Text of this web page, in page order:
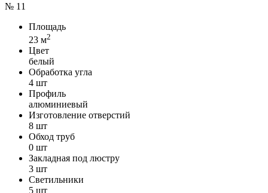
№ 11
Площадь
23 м2
Цвет
белый
Обработка угла
4 шт
Профиль
алюминиевый
Изготовление отверстий
8 шт
Обход труб
0 шт
Закладная под люстру
3 шт
Светильники
5 шт